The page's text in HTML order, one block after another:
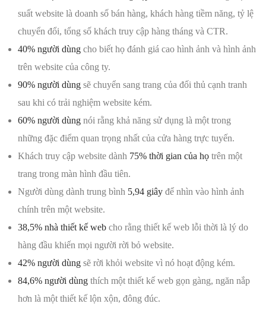
suất website là doanh số bán hàng, khách hàng tiềm năng, tỷ lệ
chuyển đổi, tổng số khách truy cập hàng tháng và CTR.
40% người dùng cho biết họ đánh giá cao hình ảnh và hình ảnh
trên website của công ty.
90% người dùng sẽ chuyển sang trang của đối thủ cạnh tranh
sau khi có trải nghiệm website kém.
60% người dùng nói rằng khả năng sử dụng là một trong
những đặc điểm quan trọng nhất của cửa hàng trực tuyến.
Khách truy cập website dành 75% thời gian của họ trên một
trang trong màn hình đầu tiên.
Người dùng dành trung bình 5,94 giây để nhìn vào hình ảnh
chính trên một website.
38,5% nhà thiết kế web cho rằng thiết kế web lỗi thời là lý do
hàng đầu khiến mọi người rời bỏ website.
42% người dùng sẽ rời khỏi website vì nó hoạt động kém.
84,6% người dùng thích một thiết kế web gọn gàng, ngăn nắp
hơn là một thiết kế lộn xộn, đông đúc.